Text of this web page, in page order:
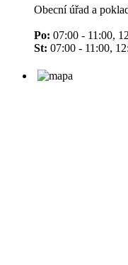
Obecní úřad a
Po: 07:00 - 11:00,
St: 07:00 - 11:00,